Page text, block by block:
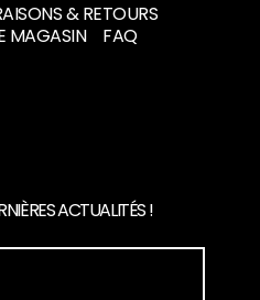
& RETOURS
MAGASIN FAQ
ACTUALITÉS !